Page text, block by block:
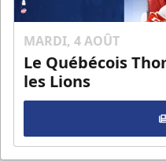
MARDI, 4 AOÛT
Le Québécois
les Lions